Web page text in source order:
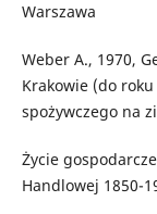
Warszawa
Weber A., 1970,
Krakowie (do
spożywczego na
Życie
Handlowej 1850-